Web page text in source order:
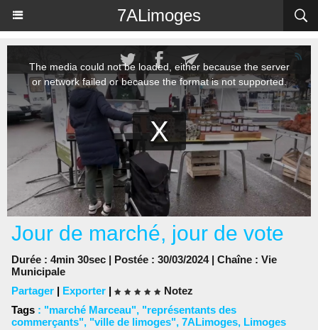
7ALimoges
Jour de marché, jour de vote
Durée : 4min 30sec | Postée : 30/03/2024 | Chaîne : Vie
Municipale
Partager | Exporter |
Notez
Tags : "marché Marceau", "représentants des
commerçants", "ville de limoges", 7ALimoges, Limoges